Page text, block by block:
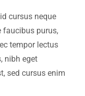
cursus neque
faucibus purus,
tempor lectus
nibh eget
sed cursus enim